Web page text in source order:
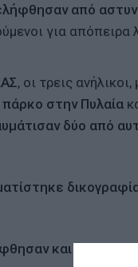
από
για απόπειρα
, οι τρεις
στην Πυλαία
δύο από
και οι γονείς